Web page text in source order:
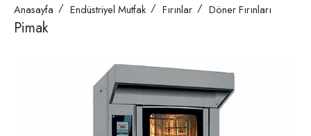
Anasayfa Endüstriyel Mutfak Fırınlar Döner Fırınları
Pimak